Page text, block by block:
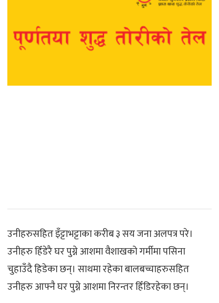
उनीहरुसहित इँट्टाभट्टाका करीब ३ सय जना अलपत्र परे।
उनीहरु हिँडेरै घर पुग्ने आशमा वैशाखको गर्मीमा पसिना
चुहाउँदै हिडेका छन्। साथमा रहेका बालबच्चाहरुसहित
उनीहरु आफ्नै घर पुग्ने आशमा निरन्तर हिँडिरहेका छन्।